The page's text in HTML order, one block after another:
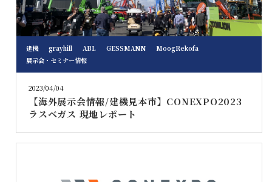
建機 grayhill ABL GESSMANN
MoogRekofa
展示会・セミナー情報
2023/04/04
【海外展示会情報/建機見本市】CONEXPO2023
ラスベガス 現地レポート